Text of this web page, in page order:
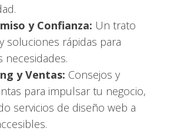
y Confianza: Un trato
soluciones rápidas para
necesidades.
y Ventas: Consejos y
para impulsar tu negocio,
servicios de diseño web a